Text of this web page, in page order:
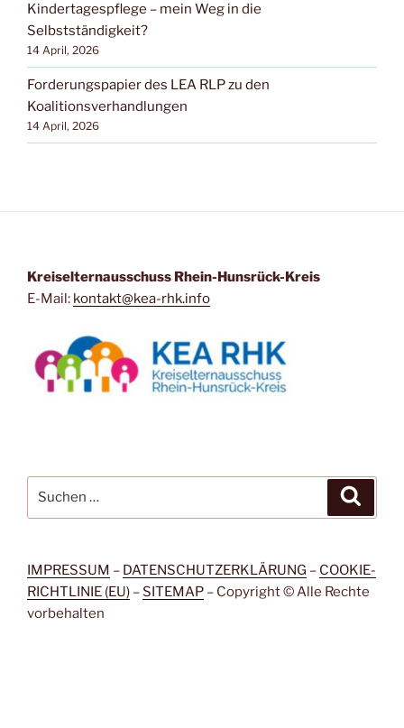
Kindertagespflege – mein Weg in die
Selbstständigkeit?
14 April, 2026
Forderungspapier des LEA RLP zu den
Koalitionsverhandlungen
14 April, 2026
Kreiselternausschuss Rhein-Hunsrück-Kreis
E-Mail: kontakt@kea-rhk.info
nach:
IMPRESSUM – DATENSCHUTZERKLÄRUNG – COOKIE-
RICHTLINIE (EU) – SITEMAP – Copyright © Alle Rechte
vorbehalten